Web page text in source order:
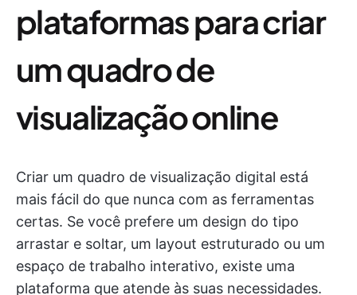
plataformas para criar
um quadro de
visualização online
Criar um quadro de visualização digital está
mais fácil do que nunca com as ferramentas
certas. Se você prefere um design do tipo
arrastar e soltar, um layout estruturado ou um
espaço de trabalho interativo, existe uma
plataforma que atende às suas necessidades.